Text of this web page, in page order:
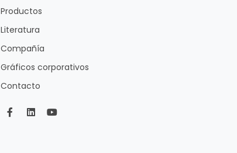
Productos
Literatura
Compañía
Gráficos corporativos
Contacto